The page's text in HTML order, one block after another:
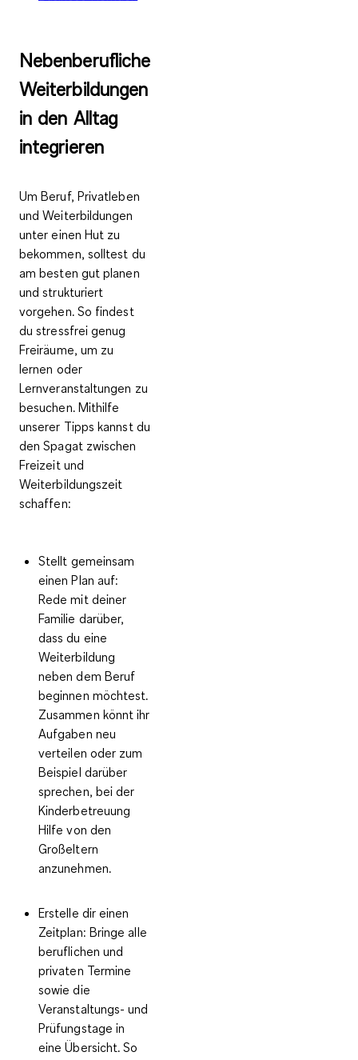
Nebenberufliche
Weiterbildungen
in den Alltag
integrieren
Um Beruf, Privatleben
und Weiterbildungen
unter einen Hut zu
bekommen, solltest du
am besten gut planen
und strukturiert
vorgehen. So findest
du stressfrei genug
Freiräume, um zu
lernen oder
Lernveranstaltungen zu
besuchen. Mithilfe
unserer Tipps kannst du
den Spagat zwischen
Freizeit und
Weiterbildungszeit
schaffen:
Stellt gemeinsam
einen Plan auf:
Rede mit deiner
Familie darüber,
dass du eine
Weiterbildung
neben dem Beruf
beginnen möchtest.
Zusammen könnt ihr
Aufgaben neu
verteilen oder zum
Beispiel darüber
sprechen, bei der
Kinderbetreuung
Hilfe von den
Großeltern
anzunehmen.
Erstelle dir einen
Zeitplan: Bringe alle
beruflichen und
privaten Termine
sowie die
Veranstaltungs- und
Prüfungstage in
eine Übersicht. So